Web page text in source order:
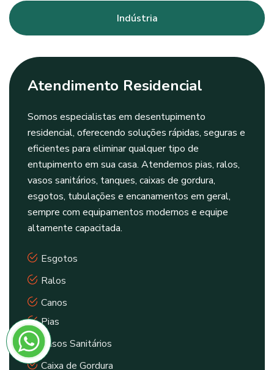
Indústria
Atendimento Residencial
Somos especialistas em desentupimento
residencial, oferecendo soluções rápidas, seguras e
eficientes para eliminar qualquer tipo de
entupimento em sua casa. Atendemos pias, ralos,
vasos sanitários, tanques, caixas de gordura,
esgotos, tubulações e encanamentos em geral,
sempre com equipamentos modernos e equipe
altamente capacitada.
Esgotos
Ralos
Canos
Pias
Vasos Sanitários
Caixa de Gordura